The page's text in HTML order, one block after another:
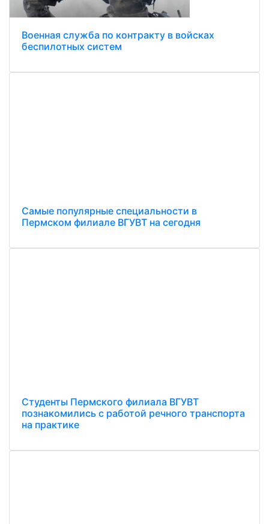
Военная служба по контракту в войсках
беспилотных систем
Самые популярные специальности в
Пермском филиале ВГУВТ на сегодня
Студенты Пермского филиала ВГУВТ
познакомились с работой речного транспорта
на практике